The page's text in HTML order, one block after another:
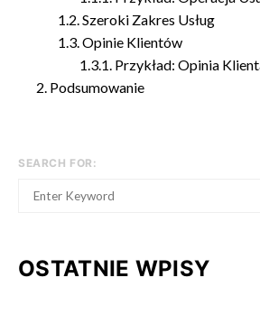
Szeroki Zakres Usług
Opinie Klientów
Przykład: Opinia
Podsumowanie
SEARCH FOR:
OSTATNIE WPISY